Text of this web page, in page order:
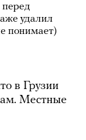
удалил
понимает)
в Грузии
Местные